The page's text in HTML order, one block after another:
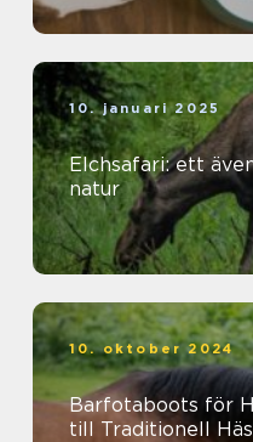
10. januari 2025
Elchsafari: ett
natur
10. oktober 2024
Barfotaboots för
till Traditionell